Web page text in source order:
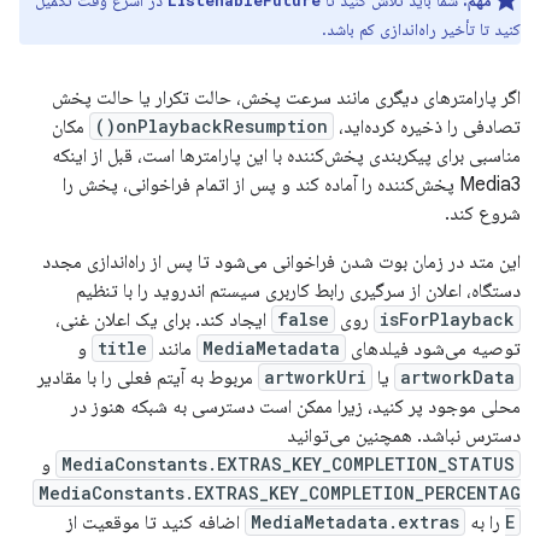
کنید تا تأخیر راه‌اندازی کم باشد.
اگر پارامترهای دیگری مانند سرعت پخش، حالت تکرار یا حالت پخش
تصادفی را ذخیره کرده‌اید، onPlaybackResumption()
مکان
مناسبی برای پیکربندی پخش‌کننده با این پارامترها است، قبل از اینکه
Media3 پخش‌کننده را آماده کند و پس از اتمام فراخوانی، پخش را
شروع کند.
این متد در زمان بوت شدن فراخوانی می‌شود تا پس از راه‌اندازی مجدد
دستگاه، اعلان از سرگیری رابط کاربری سیستم اندروید را با تنظیم
isForPlayback روی false ایجاد کند. برای یک اعلان غنی،
توصیه می‌شود فیلدهای MediaMetadata مانند title و
artworkData یا artworkUri مربوط به آیتم فعلی را با مقادیر
محلی موجود پر کنید، زیرا ممکن است دسترسی به شبکه هنوز در
دسترس نباشد. همچنین می‌توانید
MediaConstants.EXTRAS_KEY_COMPLETION_STATUS و
MediaConstants.EXTRAS_KEY_COMPLETION_PERCENTAG
E را به MediaMetadata.extras اضافه کنید تا موقعیت از